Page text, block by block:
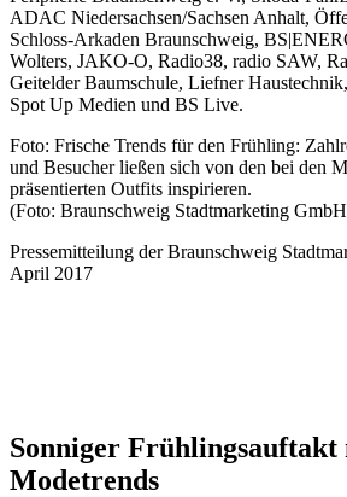
ADAC Niedersachsen/Sachsen Anhalt,
Schloss-Arkaden Braunschweig,
Wolters, JAKO-O, Radio38, radio SAW,
Geitelder Baumschule, Liefner
Spot Up Medien und BS Live.
Foto: Frische Trends für den Frühling:
und Besucher ließen sich von den bei den
präsentierten Outfits inspirieren.
(Foto: Braunschweig Stadtmarketing
Pressemitteilung der Braunschweig
April 2017
Sonniger Frühlingsauftakt
Modetrends